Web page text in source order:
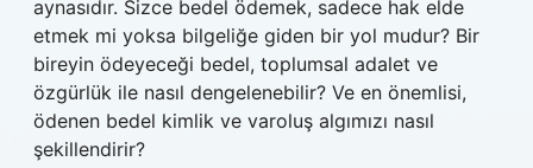
aynasıdır. Sizce bedel ödemek, sadece hak elde
etmek mi yoksa bilgeliğe giden bir yol mudur? Bir
bireyin ödeyeceği bedel, toplumsal adalet ve
özgürlük ile nasıl dengelenebilir? Ve en önemlisi,
ödenen bedel kimlik ve varoluş algımızı nasıl
şekillendirir?